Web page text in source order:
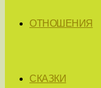
ОТНОШЕНИЯ
СКАЗКИ